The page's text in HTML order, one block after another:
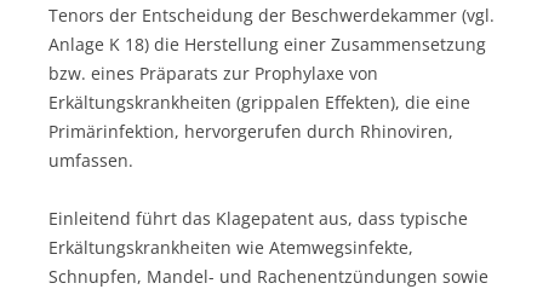
Tenors der Entscheidung der Beschwerdekammer (vgl.
Anlage K 18) die Herstellung einer Zusammensetzung
bzw. eines Präparats zur Prophylaxe von
Erkältungskrankheiten (grippalen Effekten), die eine
Primärinfektion, hervorgerufen durch Rhinoviren,
umfassen.
Einleitend führt das Klagepatent aus, dass typische
Erkältungskrankheiten wie Atemwegsinfekte,
Schnupfen, Mandel- und Rachenentzündungen sowie